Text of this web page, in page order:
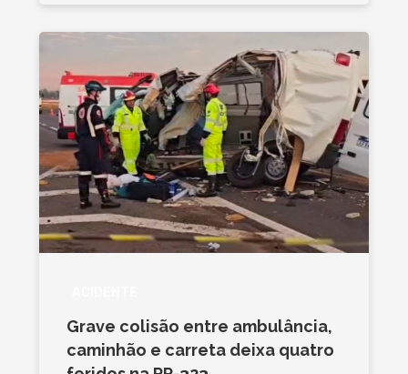
Grave colisão entre ambulância,
caminhão e carreta deixa quatro